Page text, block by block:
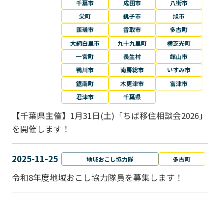
千葉市
成田市
八街市
栄町
銚子市
旭市
匝瑳市
香取市
多古町
大網白里市
九十九里町
横芝光町
一宮町
長生村
館山市
鴨川市
南房総市
いすみ市
鋸南町
木更津市
富津市
君津市
千葉県
【千葉県主催】1月31日(土)「ちば移住相談会2026」
を開催します！
2025-11-25 地域おこし協力隊 多古町
令和8年度地域おこし協力隊員を募集します！